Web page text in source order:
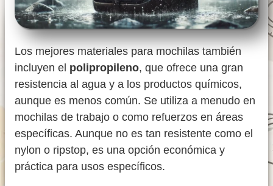
Los mejores materiales para mochilas también
incluyen el polipropileno, que ofrece una gran
resistencia al agua y a los productos químicos,
aunque es menos común. Se utiliza a menudo en
mochilas de trabajo o como refuerzos en áreas
específicas. Aunque no es tan resistente como el
nylon o ripstop, es una opción económica y
práctica para usos específicos.